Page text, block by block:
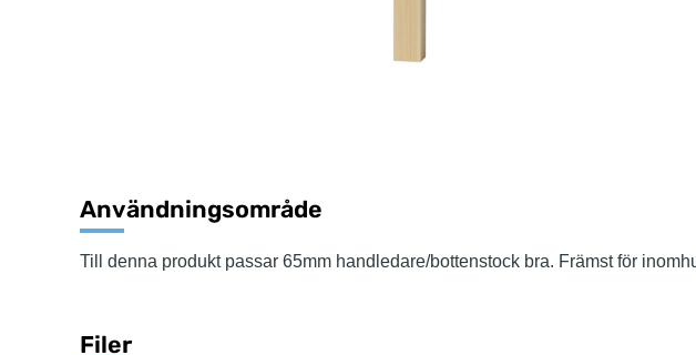
Användningsområde
Till denna produkt passar 65mm handledare/bottenstock bra. Främst för
Filer